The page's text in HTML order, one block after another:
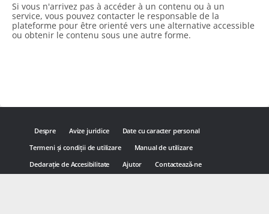
Si vous n'arrivez pas à accéder à un contenu ou à un
service, vous pouvez contacter le responsable de la
plateforme pour être orienté vers une alternative accessible
ou obtenir le contenu sous une autre forme.
Despre Avize juridice
Date cu caracter personal
Termeni și condiții de utilizare
Manual de utilizare
Declarație de Accesibilitate
Ajutor Contactează-ne